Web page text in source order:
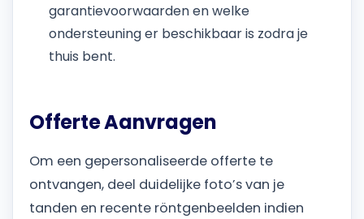
garantievoorwaarden en welke
ondersteuning er beschikbaar is zodra je
thuis bent.
Offerte Aanvragen
Om een gepersonaliseerde offerte te
ontvangen, deel duidelijke foto’s van je
tanden en recente röntgenbeelden indien